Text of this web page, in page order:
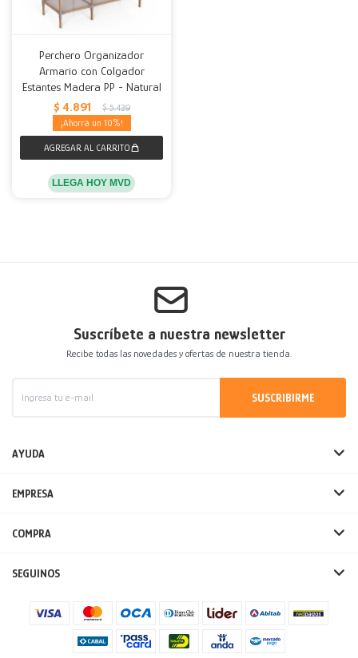
Perchero Organizador
Armario con Colgador
Estantes Madera PP - Natural
$ 4.891 $ 5.439
10
LLEGA HOY MVD
Suscríbete a nuestra newsletter
Recibe todas las novedades y ofertas de nuestra tienda.
SUSCRIBIRME
AYUDA
EMPRESA
COMPRA
SEGUINOS